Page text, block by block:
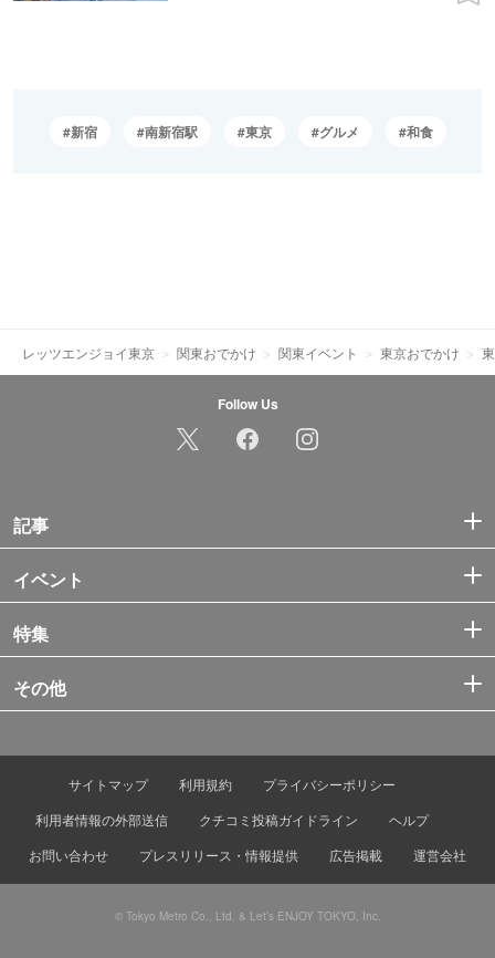
新宿 南新宿駅 東京 グルメ 和食
レッツエンジョイ東京 関東おでかけ 関東イベント 東京おでかけ
Follow Us
記事
イベント
特集
その他
サイトマップ 利用規約
プライバシーポリシー
利用者情報の外部送信
クチコミ投稿ガイドライン
ヘルプ
お問い合わせ
プレスリリース・情報提供 広告掲載 運営会社
© Tokyo Metro Co., Ltd. & Let’s ENJOY TOKYO, Inc.